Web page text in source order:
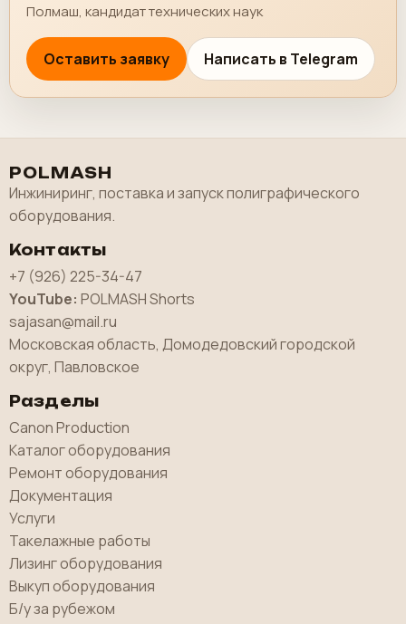
Полмаш, кандидат технических наук
Оставить заявку Написать в Telegram
POLMASH
Инжиниринг, поставка и запуск полиграфического
оборудования.
Контакты
+7 (926) 225-34-47
YouTube: POLMASH Shorts
sajasan@mail.ru
Московская область, Домодедовский городской
округ, Павловское
Разделы
Canon Production
Каталог оборудования
Ремонт оборудования
Документация
Услуги
Такелажные работы
Лизинг оборудования
Выкуп оборудования
Б/у за рубежом